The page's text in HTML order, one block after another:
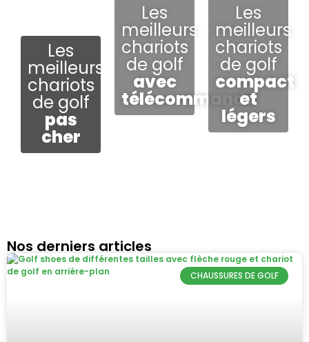
Les
meilleurs
chariots
de golf
pas
cher
Les
meilleurs
chariots
de golf
avec
télécommande
Les
meilleurs
chariots
de golf
compact
et
légers
Nos derniers articles
CHAUSSURES DE GOLF